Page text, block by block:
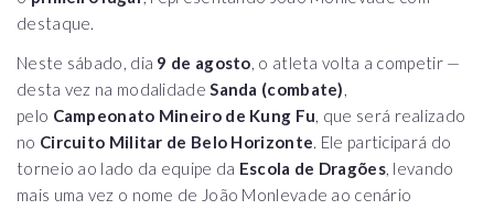
destaque.
Neste sábado, dia 9 de agosto, o atleta volta a competir —
desta vez na modalidadeSanda (combate),
pelo Campeonato Mineiro de Kung Fu, que será realizado
no Circuito Militar de Belo Horizonte. Ele participará do
torneio ao lado da equipe da Escola de Dragões, levando
mais uma vez o nome de João Monlevade ao cenário